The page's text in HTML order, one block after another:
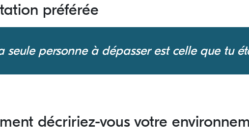
préférée
seule personne à dépasser est celle que tu
décririez-vous votre